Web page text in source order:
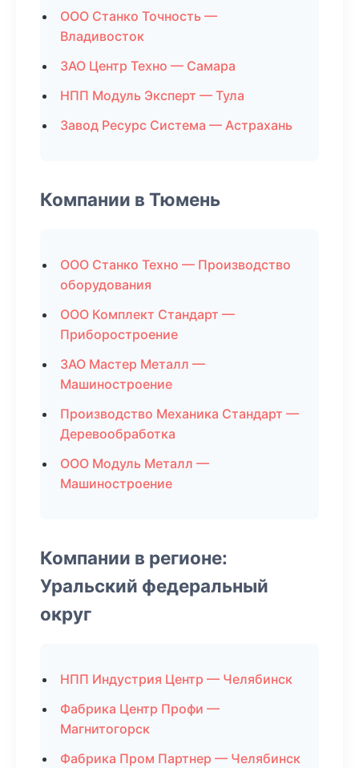
ООО Станко Точность —
Владивосток
ЗАО Центр Техно — Самара
НПП Модуль Эксперт — Тула
Завод Ресурс Система — Астрахань
Компании в Тюмень
ООО Станко Техно — Производство
оборудования
ООО Комплект Стандарт —
Приборостроение
ЗАО Мастер Металл —
Машиностроение
Производство Механика Стандарт —
Деревообработка
ООО Модуль Металл —
Машиностроение
Компании в регионе:
Уральский федеральный
округ
НПП Индустрия Центр — Челябинск
Фабрика Центр Профи —
Магнитогорск
Фабрика Пром Партнер — Челябинск